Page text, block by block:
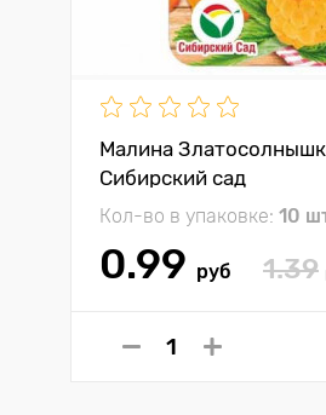
Малина
Сибирский сад
Кол-во в упаковке: 10
0.99 руб 1.39